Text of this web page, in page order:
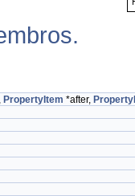
PropertyItem *after,